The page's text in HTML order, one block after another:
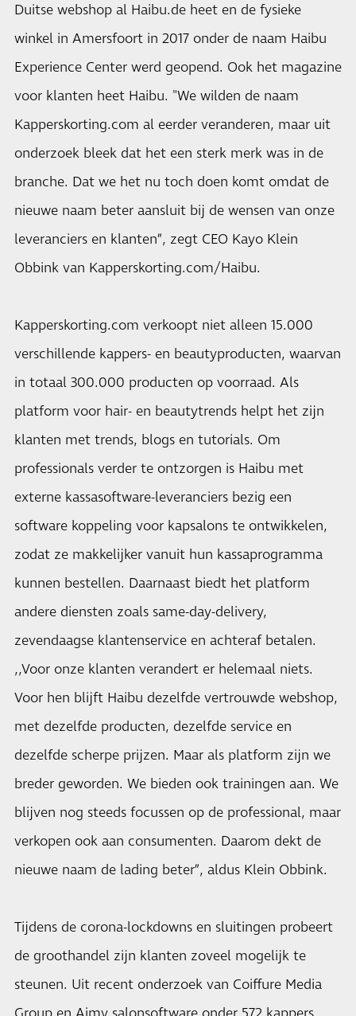
Duitse webshop al Haibu.de heet en de fysieke
winkel in Amersfoort in 2017 onder de naam Haibu
Experience Center werd geopend. Ook het magazine
voor klanten heet Haibu. "We wilden de naam
Kapperskorting.com al eerder veranderen, maar uit
onderzoek bleek dat het een sterk merk was in de
branche. Dat we het nu toch doen komt omdat de
nieuwe naam beter aansluit bij de wensen van onze
leveranciers en klanten”, zegt CEO Kayo Klein
Obbink van Kapperskorting.com/Haibu.
Kapperskorting.com verkoopt niet alleen 15.000
verschillende kappers- en beautyproducten, waarvan
in totaal 300.000 producten op voorraad. Als
platform voor hair- en beautytrends helpt het zijn
klanten met trends, blogs en tutorials. Om
professionals verder te ontzorgen is Haibu met
externe kassasoftware-leveranciers bezig een
software koppeling voor kapsalons te ontwikkelen,
zodat ze makkelijker vanuit hun kassaprogramma
kunnen bestellen. Daarnaast biedt het platform
andere diensten zoals same-day-delivery,
zevendaagse klantenservice en achteraf betalen.
,,Voor onze klanten verandert er helemaal niets.
Voor hen blijft Haibu dezelfde vertrouwde webshop,
met dezelfde producten, dezelfde service en
dezelfde scherpe prijzen. Maar als platform zijn we
breder geworden. We bieden ook trainingen aan. We
blijven nog steeds focussen op de professional, maar
verkopen ook aan consumenten. Daarom dekt de
nieuwe naam de lading beter”, aldus Klein Obbink.
Tijdens de corona-lockdowns en sluitingen probeert
de groothandel zijn klanten zoveel mogelijk te
steunen. Uit recent onderzoek van Coiffure Media